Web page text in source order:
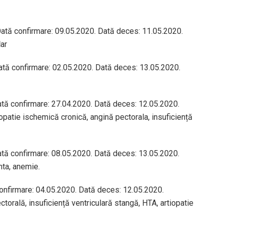
confirmare: 09.05.2020. Dată deces: 11.05.2020.
confirmare: 02.05.2020. Dată deces: 13.05.2020.
confirmare: 27.04.2020. Dată deces: 12.05.2020.
ischemică cronică, angină pectorala, insuficiență
confirmare: 08.05.2020. Dată deces: 13.05.2020.
anemie.
04.05.2020. Dată deces: 12.05.2020.
insuficiență ventriculară stangă, HTA, artiopatie